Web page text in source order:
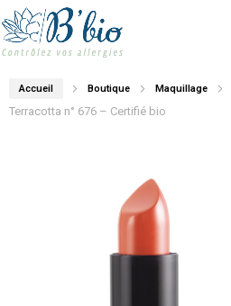
Accueil Boutique Maquillage
Terracotta n° 676 – Certifié bio